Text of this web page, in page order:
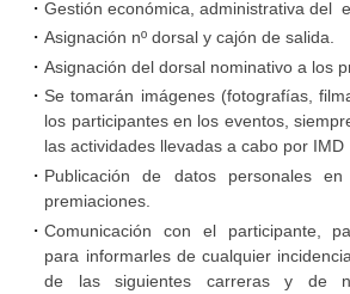
Tablón
de
Anuncios
detección
actuación
frente
acoso
Gestión económica, administrativa del
Asignación nº dorsal y cajón de salida.
Asignación del dorsal nominativo a los
Se tomarán imágenes (fotografías,
los participantes en los eventos,
las actividades llevadas a cabo por IMD
Publicación de datos personales
premiaciones.
Comunicación con el participante,
para informarles de cualquier
de las siguientes carreras y de